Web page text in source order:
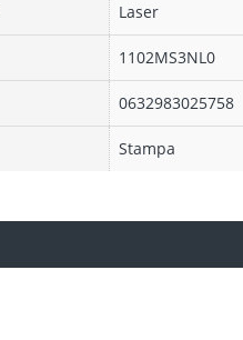
Laser
1102MS3NL0
0632983025758
Stampa